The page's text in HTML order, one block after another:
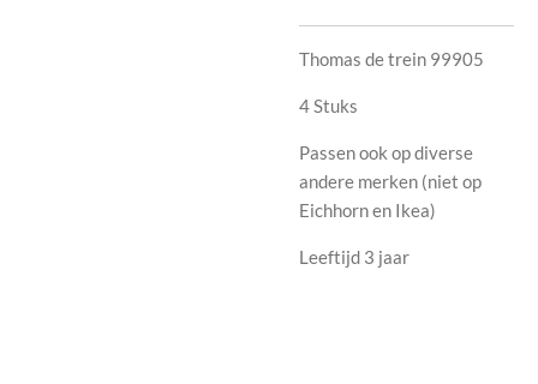
Thomas de trein 99905
4 Stuks
Passen ook op diverse
andere merken (niet op
Eichhorn en Ikea)
Leeftijd 3 jaar